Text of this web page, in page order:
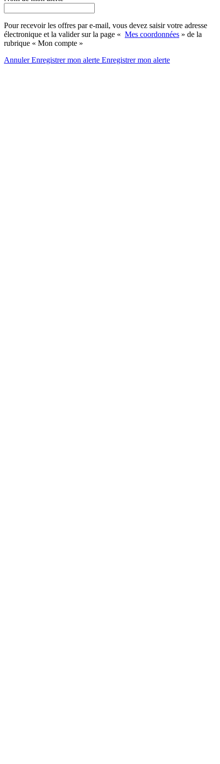
Pour recevoir les offres par e-mail, vous devez saisir votre adresse
électronique et la valider sur la page « Mes coordonnées » de la
rubrique « Mon compte »
AnnulerEnregistrer mon alerte Enregistrermon alerte